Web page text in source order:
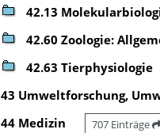
42.13
42.60 Zoologie:
42.63 Tierphysiologie
43 Umweltforschung,
44 Medizin 707 Einträge